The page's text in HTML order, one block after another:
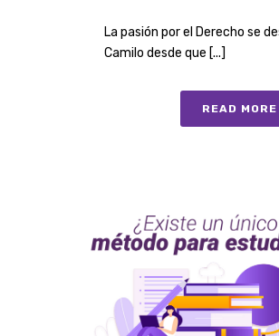
La pasión por el Derecho se
Camilo desde que [...]
READ MORE